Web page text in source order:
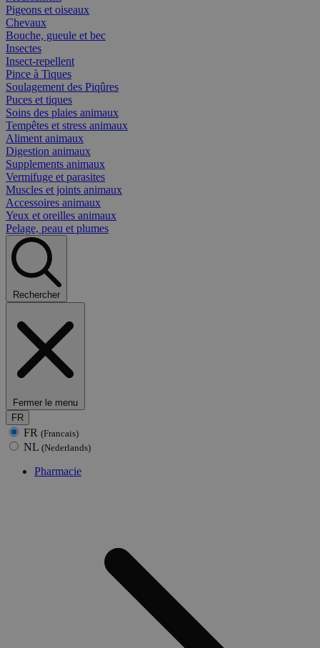
Pigeons et oiseaux
Chevaux
Bouche, gueule et bec
Insectes
Insect-repellent
Pince à Tiques
Soulagement des Piqûres
Puces et tiques
Soins des plaies animaux
Tempêtes et stress animaux
Aliment animaux
Digestion animaux
Supplements animaux
Vermifuge et parasites
Muscles et joints animaux
Accessoires animaux
Yeux et oreilles animaux
Pelage, peau et plumes
Rechercher
Fermer le menu
FR
FR (Francais)
NL (Nederlands)
Pharmacie